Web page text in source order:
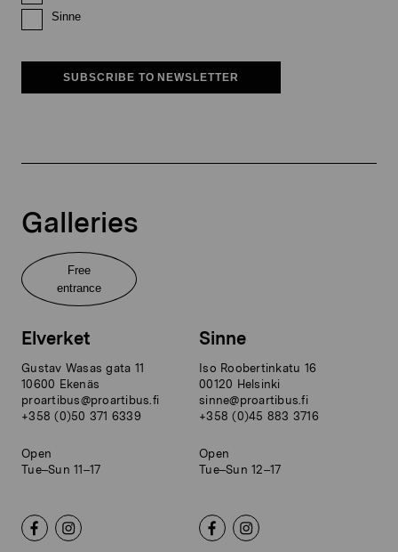
Sinne
SUBSCRIBE TO NEWSLETTER
Galleries
Free
entrance
Elverket
Gustav Wasas gata 11
10600 Ekenäs
proartibus@proartibus.fi
+358 (0)50 371 6339
Open
Tue–Sun 11–17
Sinne
Iso Roobertinkatu 16
00120 Helsinki
sinne@proartibus.fi
+358 (0)45 883 3716
Open
Tue–Sun 12–17